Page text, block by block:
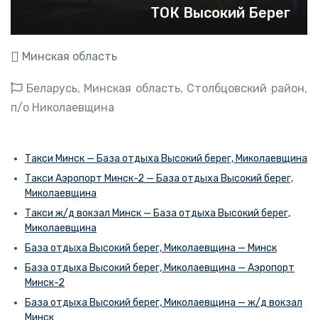
ТОК Высокий Берег
Минская область
Беларусь, Минская область, Столбцовский район,
п/о Николаевщина
Такси Минск — База отдыха Высокий берег, Миколаевщина
Такси Аэропорт Минск-2 — База отдыха Высокий берег,
Миколаевщина
Такси ж/д вокзал Минск — База отдыха Высокий берег,
Миколаевщина
База отдыха Высокий берег, Миколаевщина — Минск
База отдыха Высокий берег, Миколаевщина — Аэропорт
Минск-2
База отдыха Высокий берег, Миколаевщина — ж/д вокзал